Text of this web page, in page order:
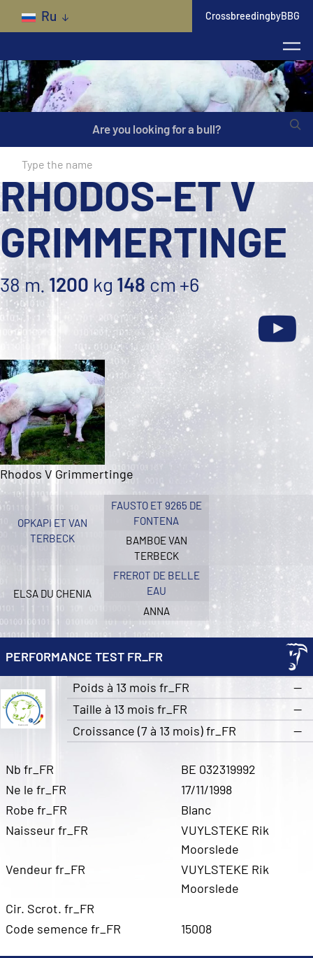
Skip to main content
Ru CrossbreedingbyBBG
Are you looking for a bull?
RHODOS-ET V
GRIMMERTINGE
38 m. 1200 kg 148 cm +6
Rhodos V Grimmertinge
OPKAPI ET VAN
TERBECK
FAUSTO ET 9265 DE
FONTENA
BAMBOE VAN
TERBECK
ELSA DU CHENIA
FREROT DE BELLE
EAU
ANNA
PERFORMANCE TEST FR_FR
Poids à 13 mois fr_FR
—
Taille à 13 mois fr_FR
—
Croissance (7 à 13 mois) fr_FR
—
Nb fr_FR
BE 032319992
Ne le fr_FR
17/11/1998
Robe fr_FR
Blanc
Naisseur fr_FR
VUYLSTEKE Rik
Moorslede
Vendeur fr_FR
VUYLSTEKE Rik
Moorslede
Cir. Scrot. fr_FR
Code semence fr_FR
15008